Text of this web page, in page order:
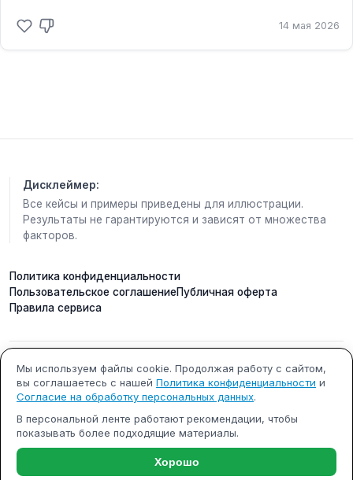
Это не единственное налоговое изменение14 мая 2026
Дисклеймер:
Все кейсы и примеры приведены для иллюстрации.
Результаты не гарантируются и зависят от множества
факторов.
Политика конфиденциальности
Пользовательское соглашениеПубличная оферта
Правила сервиса
ИП Кобилинский Артем
Сергеевич
ИНН 615490002327
ОГРНИП 322619600000731
Почта: support@m-x.su
Режим работы: будние дни с
Мы используем файлы cookie. Продолжая работу с сайтом,
вы соглашаетесь с нашей Политика конфиденциальности и
Согласие на обработку персональных данных.
В персональной ленте работают рекомендации, чтобы
показывать более подходящие материалы.
Хорошо